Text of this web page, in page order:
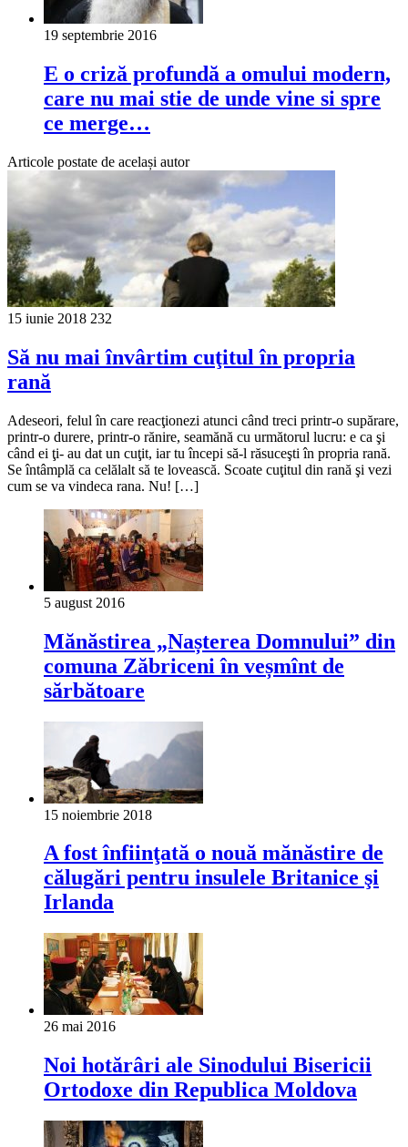
19 septembrie 2016
E o criză profundă a omului modern,
care nu mai stie de unde vine si spre
ce merge…
Articole postate de același autor
15 iunie 2018 232
Să nu mai învârtim cuţitul în propria
rană
Adeseori, felul în care reacţionezi atunci când treci printr-o supărare,
printr-o durere, printr-o rănire, seamănă cu următorul lucru: e ca şi
când ei ţi- au dat un cuţit, iar tu începi să-l răsuceşti în propria rană.
Se întâmplă ca celălalt să te lovească. Scoate cuţitul din rană şi vezi
cum se va vindeca rana. Nu! […]
5 august 2016
Mănăstirea „Nașterea Domnului” din
comuna Zăbriceni în veșmînt de
sărbătoare
15 noiembrie 2018
A fost înfiinţată o nouă mănăstire de
călugări pentru insulele Britanice şi
Irlanda
26 mai 2016
Noi hotărâri ale Sinodului Bisericii
Ortodoxe din Republica Moldova